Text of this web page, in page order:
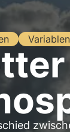
Variablen